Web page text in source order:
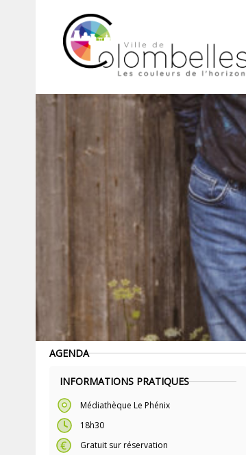
AGENDA
INFORMATIONS PRATIQUES
Médiathèque Le Phénix
18h30
Gratuit sur réservation